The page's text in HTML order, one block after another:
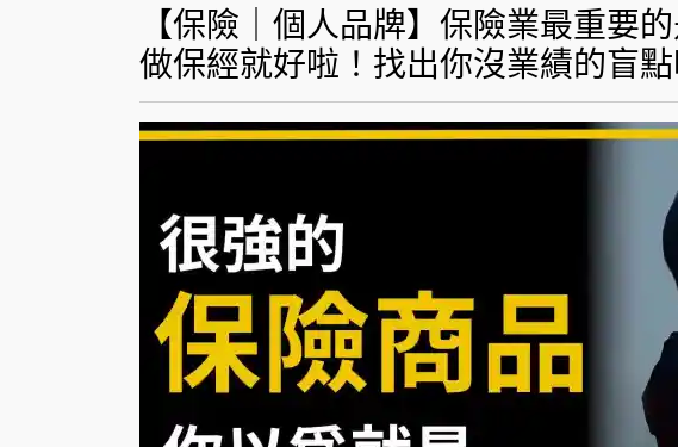
【保險｜個人品牌】保險業最重要
做保經就好啦！找出你沒業績的盲點